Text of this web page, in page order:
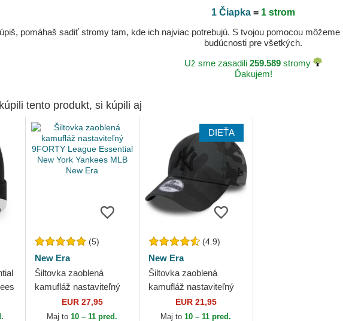
1 Čiapka = 1 strom
pomáhaš sadiť stromy tam, kde ich najviac potrebujú. S tvojou pomocou
budúcnosti pre všetkých.
Už sme zasadili 259.589 stromy
Ďakujem!
tento produkt, si kúpili aj
(5)
New Era
Šiltovka zaoblená
kamufláž nastaviteľný
9FORTY League
Essential New York
EUR 27,95
Maj to10 – 11 pred.
DIEŤA
(4.9)
New Era
Šiltovka zaoblená
kamufláž nastaviteľný
pre deti 9FORTY
League Essential New
EUR 21,95
Maj to10 – 11 pred.